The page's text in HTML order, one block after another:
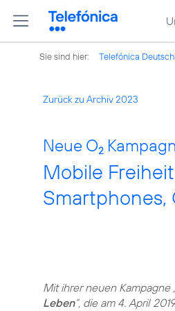
Sie sind hier: Telefónica
Zurück zu Archiv 2023
Neue O2
Mobile
Smartphones,
Mit ihrer neuen Kampagne
Leben“, die am 4. April